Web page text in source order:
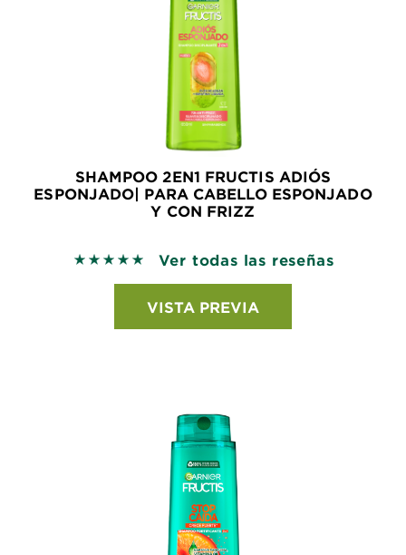
SHAMPOO 2EN1 FRUCTIS ADIÓS
ESPONJADO| PARA CABELLO ESPONJADO
Y CON FRIZZ
5 out of 5 stars based on reviews
Ver todas las reseñas
VISTA PREVIA